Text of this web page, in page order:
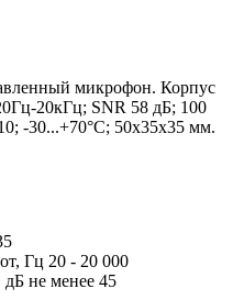
микрофон. Корпус
20кГц; SNR 58 дБ; 100
-30...+70°C; 50х35х35 мм.
Гц 20 - 20 000
дБ не менее 45